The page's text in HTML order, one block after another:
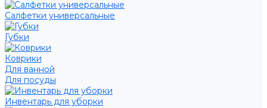
Салфетки универсальные
Губки
Коврики
Для ванной
Для посуды
Инвентарь для уборки